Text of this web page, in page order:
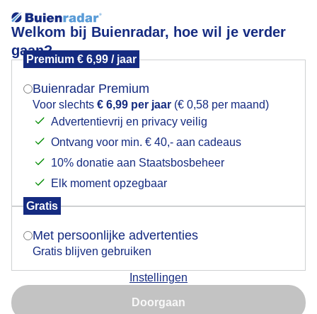
Welkom bij Buienradar, hoe wil je verder
gaan?
Premium € 6,99 / jaar
Buienradar Premium
Voor slechts € 6,99 per jaar (€ 0,58 per maand)
Advertentievrij en privacy veilig
Ontvang voor min. € 40,- aan cadeaus
10% donatie aan Staatsbosbeheer
Elk moment opzegbaar
Gratis
Met persoonlijke advertenties
Gratis blijven gebruiken
Instellingen
Doorgaan
Verkoeling in het Merwedekanaal binnenstad Utrecht
Merwedekanaal, waar veilig gezwommen kan
worden. Utrecht zoekt verkoeling in het water op deze
tropische dag. Inmiddels een aantal grote
Mogen we je locatie gebruiken voor het
Indien je hier nog geen akkoord op hebt gegeven,
verschijnt er zo een pop-up uit je browser waarin
Is goed, toon de popup
Nu niet, misschien later